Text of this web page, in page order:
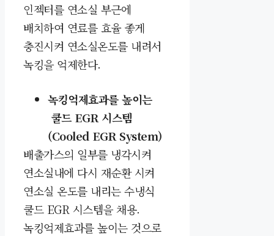
인젝터를 연소실 부근에
배치하여 연료를 효율 좋게
충진시켜 연소실온도를 내려서
녹킹을 억제한다.
녹킹억제효과를 높이는
쿨드EGR 시스템
(Cooled EGR System)
배출가스의 일부를 냉각시켜
연소실내에 다시 재순환 시켜
연소실 온도를 내리는 수냉식
쿨드 EGR 시스템을 채용.
녹킹억제효과를 높이는 것으로